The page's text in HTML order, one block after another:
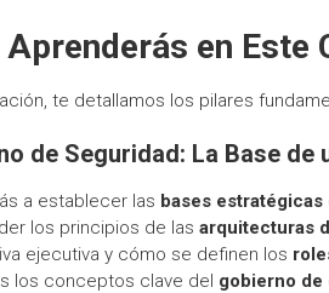
Aprenderás en Este
te detallamos los pilares
de Seguridad: La Base de
a establecer las bases
los principios de las arquitecturas
ejecutiva y cómo se definen los
los conceptos clave del gobierno